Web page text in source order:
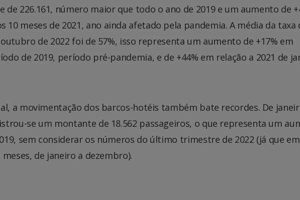
226.161, número maior que todo o ano de 2019 e um aumento de
10 meses de 2021, ano ainda afetado pela pandemia. A média da taxa
de 2022 foi de 57%, isso representa um aumento de +17% em
de 2019, período pré-pandemia, e de +44% em relação a 2021 de
a movimentação dos barcos-hotéis também bate recordes. De
se um montante de 18.562 passageiros, o que representa um
sem considerar os números do último trimestre de 2022 (já que
de janeiro a dezembro).